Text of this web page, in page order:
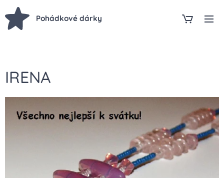
Pohádkové dárky
IRENA